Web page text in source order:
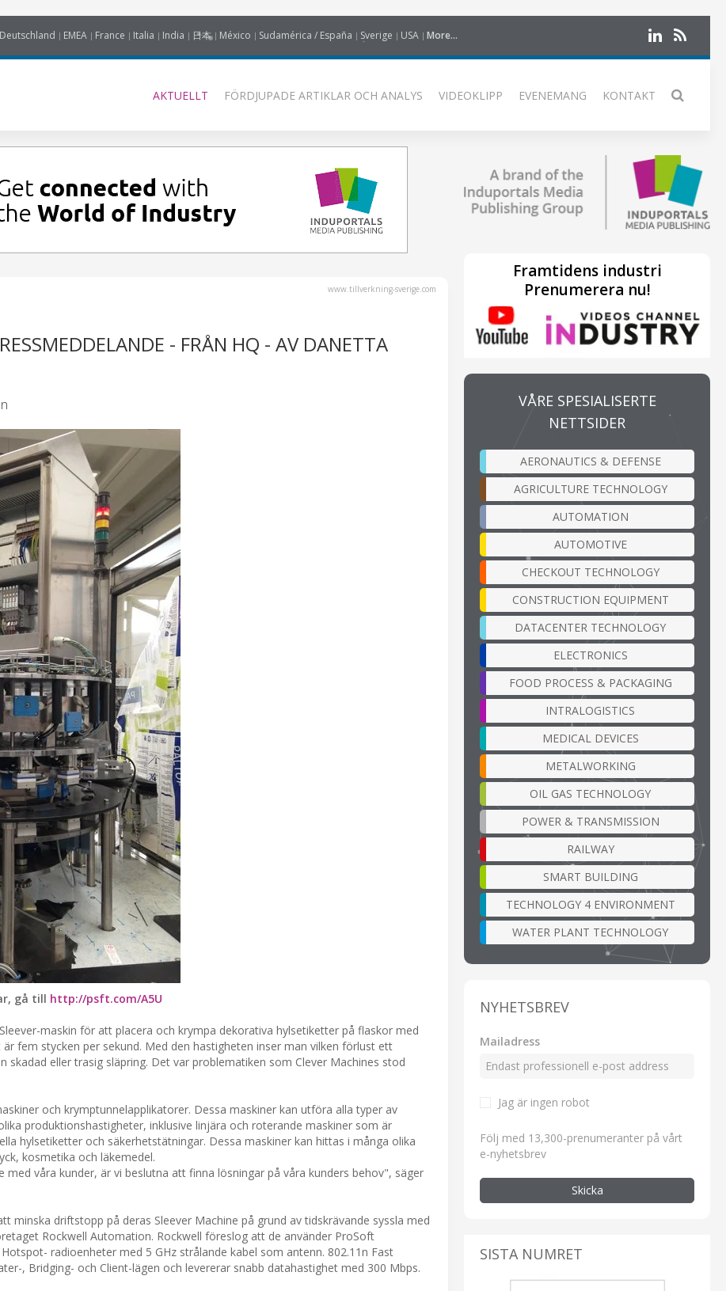
Deutschland EMEA France Italia India 日本 México Sudamérica / España Sverige USA More...
AKTUELLT FÖRDJUPADE ARTIKLAR OCH ANALYS VIDEOKLIPP EVENEMANG KONTAKT
www.tillverkning-sverige.com
- FRÅN HQ - AV DANETTA
gå till http://psft.com/A5U
maskin för att placera och krympa dekorativa hylsetiketter på flaskor med
fem stycken per sekund. Med den hastigheten inser man vilken förlust ett
eller trasig släpring. Det var problematiken som Clever Machines stod
och krymptunnelapplikatorer. Dessa maskiner kan utföra alla typer av
produktionshastigheter, inklusive linjära och roterande maskiner som är
hylsetiketter och säkerhetstätningar. Dessa maskiner kan hittas i många olika
kosmetika och läkemedel.
våra kunder, är vi beslutna att finna lösningar på våra kunders behov", säger
minska driftstopp på deras Sleever Machine på grund av tidskrävande syssla med
Rockwell Automation. Rockwell föreslog att de använder ProSoft
radioenheter med 5 GHz strålande kabel som antenn. 802.11n Fast
, Bridging- och Client-lägen och levererar snabb datahastighet med 300 Mbps.
Framtidens industri
Prenumerera nu!
VÅRE SPESIALISERTE
NETTSIDER
AERONAUTICS & DEFENSE
AGRICULTURE TECHNOLOGY
AUTOMATION
AUTOMOTIVE
CHECKOUT TECHNOLOGY
CONSTRUCTION EQUIPMENT
DATACENTER TECHNOLOGY
ELECTRONICS
FOOD PROCESS & PACKAGING
INTRALOGISTICS
MEDICAL DEVICES
METALWORKING
OIL GAS TECHNOLOGY
POWER & TRANSMISSION
RAILWAY
SMART BUILDING
TECHNOLOGY 4 ENVIRONMENT
WATER PLANT TECHNOLOGY
NYHETSBREV
Mailadress
Jag är ingen robot
Följ med 13,300-prenumeranter på vårt
e-nyhetsbrev
Skicka
SISTA NUMRET